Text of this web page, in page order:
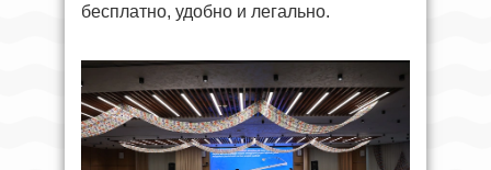
бесплатно, удобно и легально.